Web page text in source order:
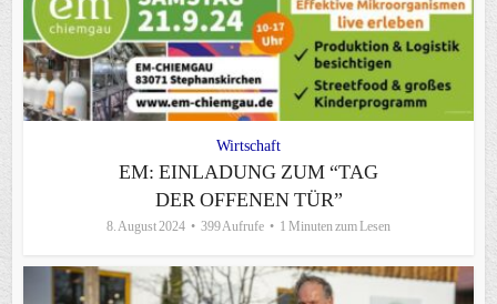
Wirtschaft
EM: EINLADUNG ZUM “TAG
DER OFFENEN TÜR”
8. August 2024 399 Aufrufe 1 Minuten zum Lesen